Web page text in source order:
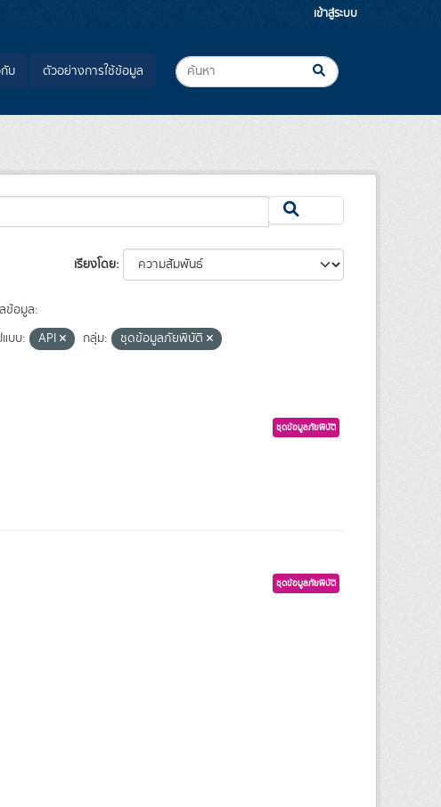
เข้าสู่ระบบ
บ ตัวอย่างการใช้ข้อมูล
เรียงโดย
ข้อมูล:
บบ: API กลุ่ม: ชุดข้อมูลภัยพิบัติ
ชุดข้อมูลภัยพิบัติ
ชุดข้อมูลภัยพิบัติ